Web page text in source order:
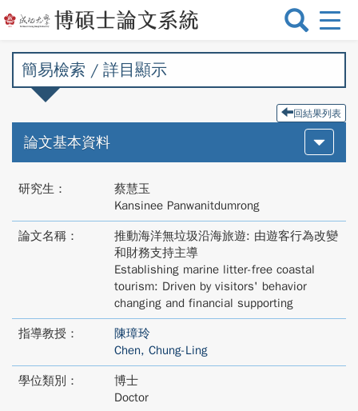
選
切
簡易檢索 / 詳目顯示
回結果列表
論文基本資料
研究生：
蔡慧玉
Kansinee Panwanitdumrong
論文名稱：
推動海洋無垃圾沿海旅遊: 由遊客行為改變
和財務支持主導
Establishing marine litter-free coastal
tourism: Driven by visitors' behavior
changing and financial supporting
指導教授：
陳璋玲
Chen, Chung-Ling
學位類別：
博士
Doctor